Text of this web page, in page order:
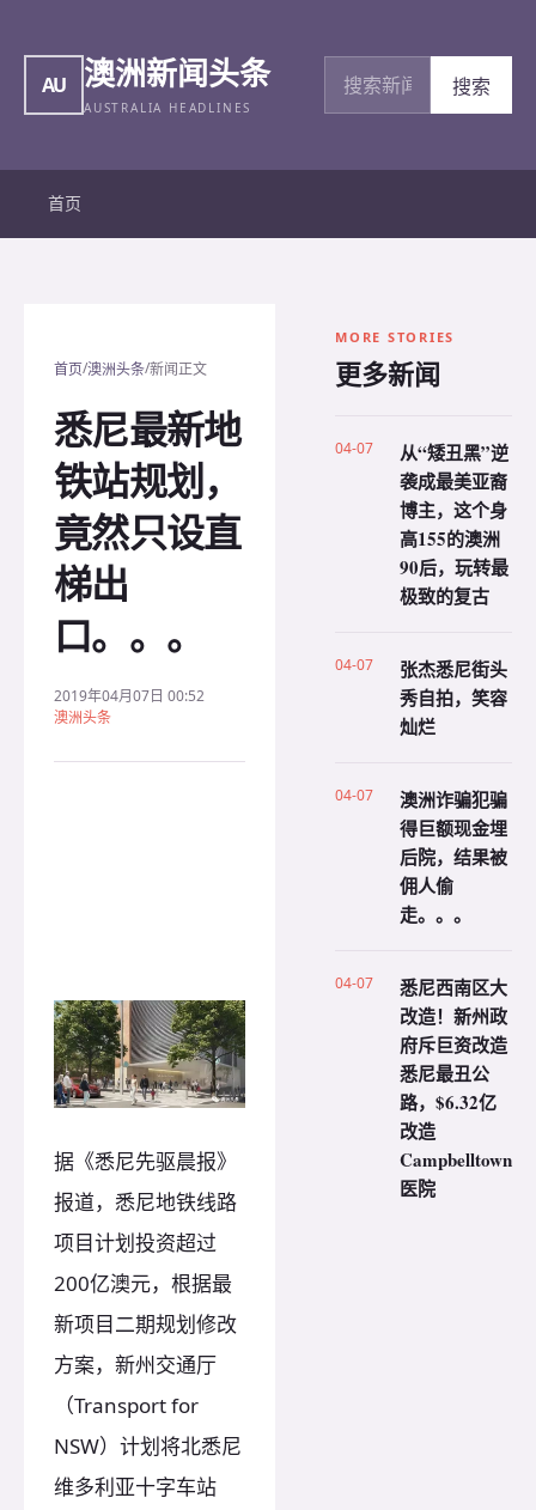
AU 澳洲新闻头条
AUSTRALIA HEADLINES
搜索新闻
搜索
首页
首页/澳洲头条/新闻正文
悉尼最新地
铁站规划，
竟然只设直
梯出
口。。。
2019年04月07日 00:52
澳洲头条
据《悉尼先驱晨报》
报道，悉尼地铁线路
项目计划投资超过
200亿澳元，根据最
新项目二期规划修改
方案，新州交通厅
（Transport for
NSW）计划将北悉尼
维多利亚十字车站
MORE STORIES
更多新闻
04-07
从“矮丑黑”逆
袭成最美亚裔
博主，这个身
高155的澳洲
90后，玩转最
极致的复古
04-07
张杰悉尼街头
秀自拍，笑容
灿烂
04-07
澳洲诈骗犯骗
得巨额现金埋
后院，结果被
佣人偷
走。。。
04-07
悉尼西南区大
改造！新州政
府斥巨资改造
悉尼最丑公
路，$6.32亿
改造
Campbelltown
医院